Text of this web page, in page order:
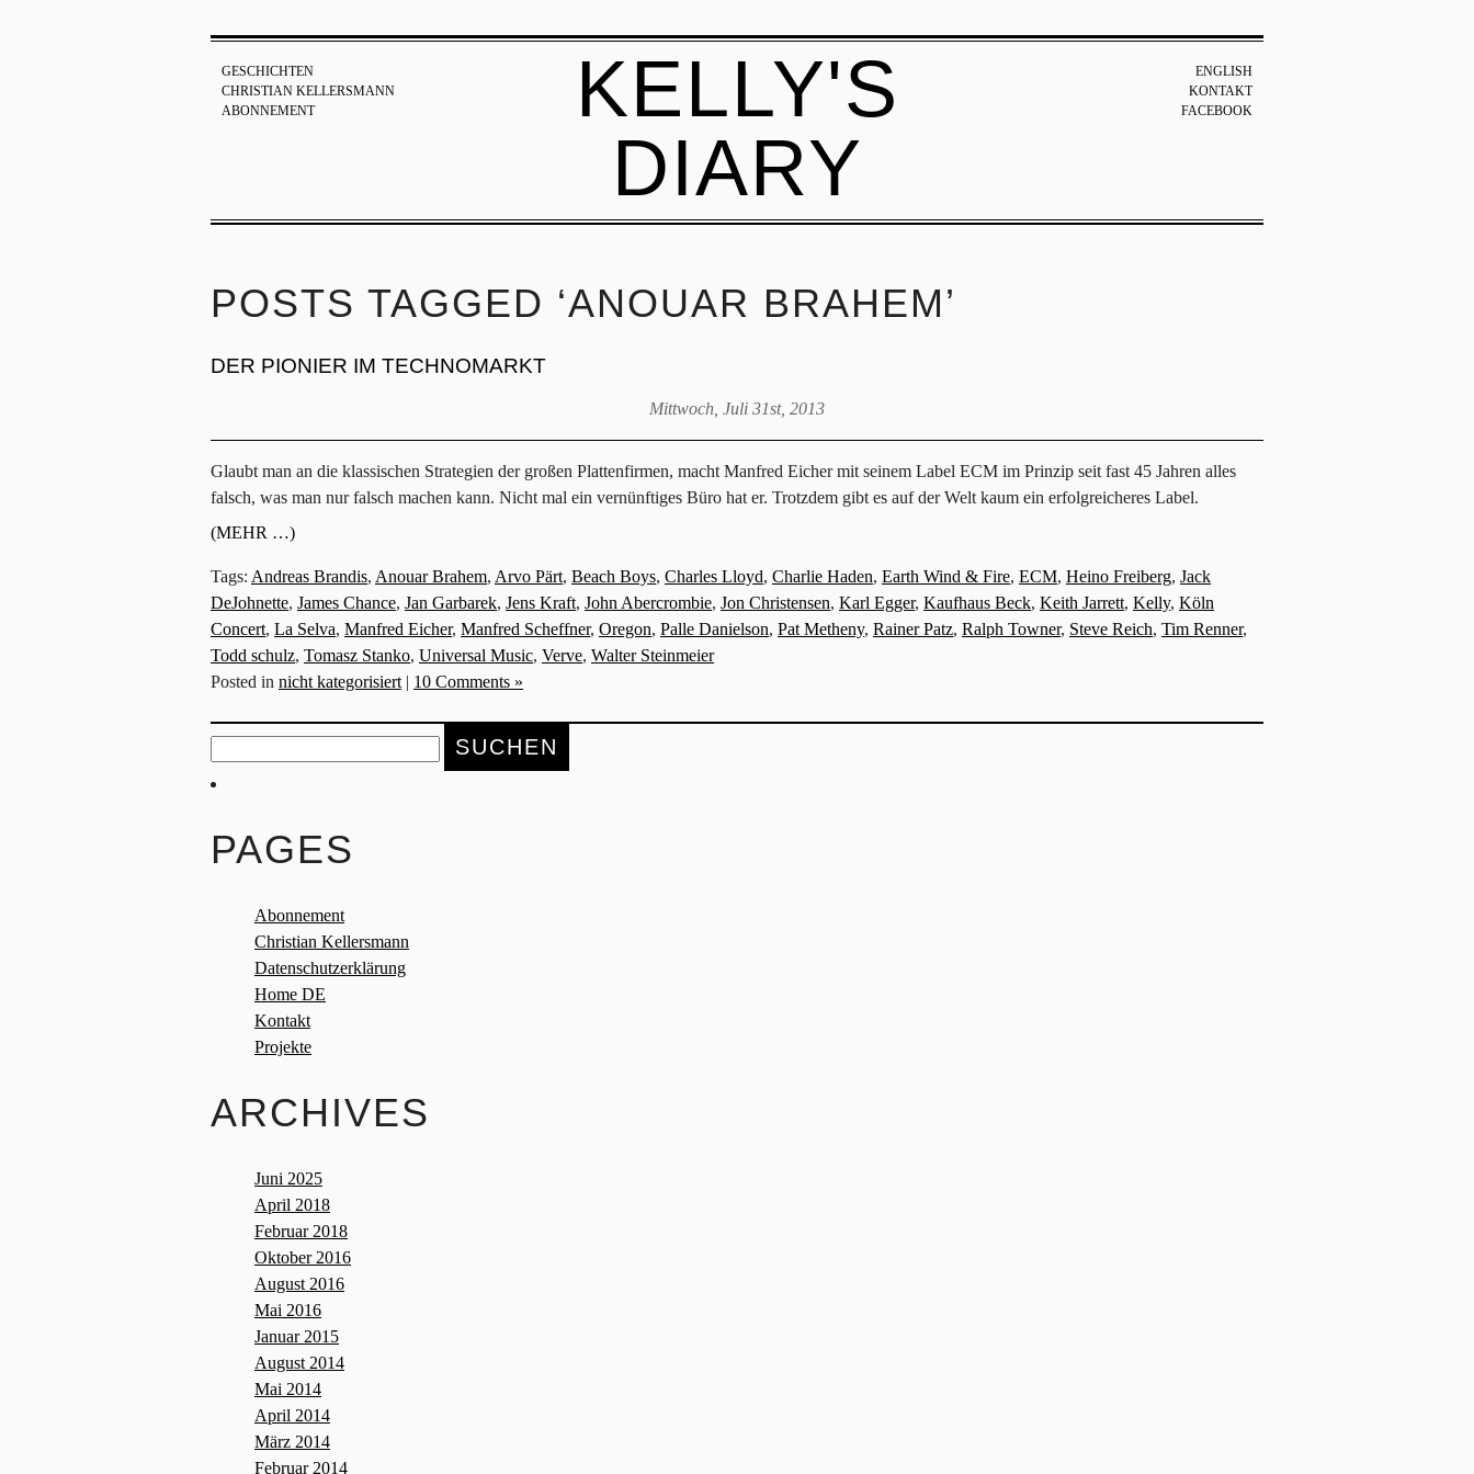
GESCHICHTEN
CHRISTIAN KELLERSMANN
ABONNEMENT
KELLY'S
DIARY
ENGLISH
KONTAKT
FACEBOOK
POSTS TAGGED ‘ANOUAR BRAHEM’
DER PIONIER IM TECHNOMARKT
Mittwoch, Juli 31st, 2013
Glaubt man an die klassischen Strategien der großen Plattenfirmen, macht Manfred Eicher mit seinem Label ECM im Prinzip seit fast 45 Jahren alles
falsch, was man nur falsch machen kann. Nicht mal ein vernünftiges Büro hat er. Trotzdem gibt es auf der Welt kaum ein erfolgreicheres Label.
(MEHR …)
Tags: Andreas Brandis, Anouar Brahem, Arvo Pärt, Beach Boys, Charles Lloyd, Charlie Haden, Earth Wind & Fire, ECM, Heino Freiberg, Jack
DeJohnette, James Chance, Jan Garbarek, Jens Kraft, John Abercrombie, Jon Christensen, Karl Egger, Kaufhaus Beck, Keith Jarrett, Kelly, Köln
Concert, La Selva, Manfred Eicher, Manfred Scheffner, Oregon, Palle Danielson, Pat Metheny, Rainer Patz, Ralph Towner, Steve Reich, Tim Renner,
Todd schulz, Tomasz Stanko, Universal Music, Verve, Walter Steinmeier
Posted in nicht kategorisiert| 10 Comments »
Suche
nach:
PAGES
Abonnement
Christian Kellersmann
Datenschutzerklärung
Home DE
Kontakt
Projekte
ARCHIVES
Juni 2025
April 2018
Februar 2018
Oktober 2016
August 2016
Mai 2016
Januar 2015
August 2014
Mai 2014
April 2014
März 2014
Februar 2014